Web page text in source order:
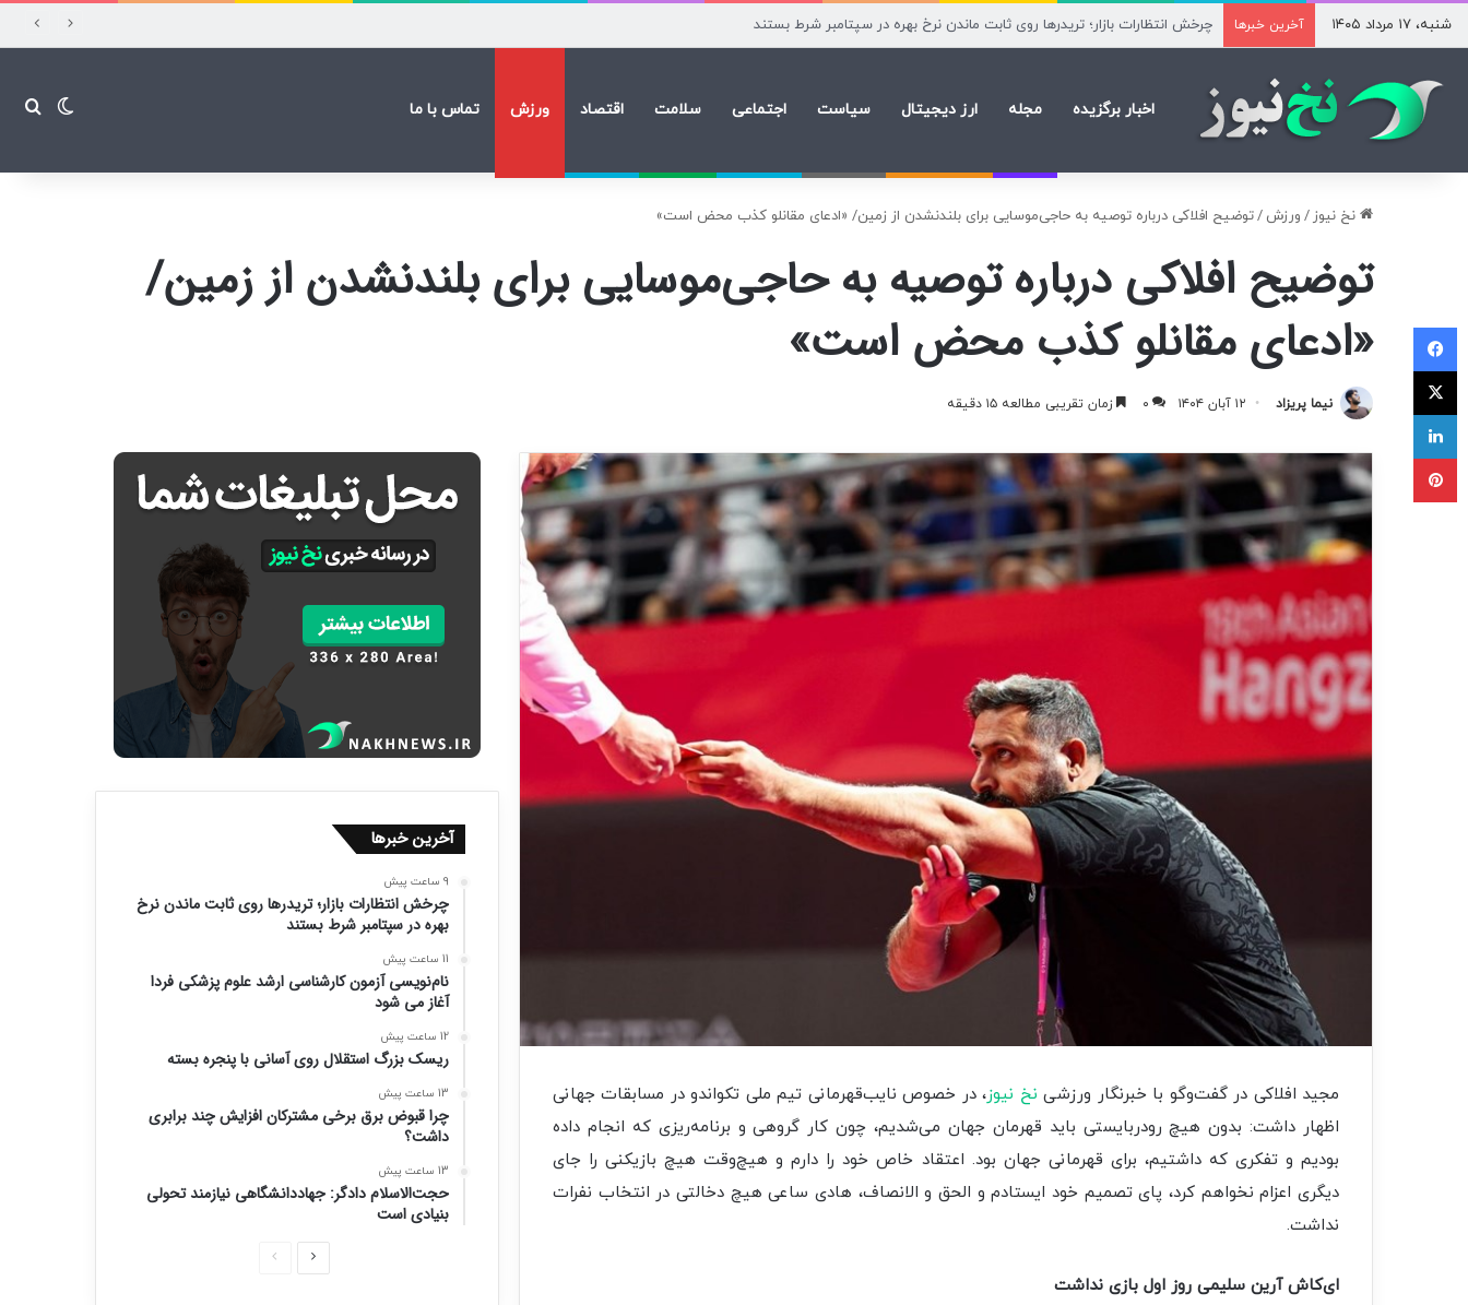
شنبه، ۱۷ مرداد ۱۴۰۵ آخرین خبرها نام‌نویسی آزمون کارشناسی ارشد علوم پزشکی فردا آغاز می شود
اخبار برگزیده مجله ارز دیجیتال سیاست اجتماعی سلامت اقتصاد ورزش تماس با ما تغییر
نخ نیوز / ورزش /توضیح افلاکی درباره توصیه به حاجی‌موسایی برای بلندنشدن از زمین/ «ادعای مقانلو کذب محض است»
توضیح افلاکی درباره توصیه به حاجی‌موسایی برای بلندنشدن از زمین/
«ادعای مقانلو کذب محض است»
نیما پریزاد ۱۲ آبان ۱۴۰۴ ۰ زمان تقریبی مطالعه ۱۵ دقیقه
مجید افلاکی در گفت‌وگو با خبرنگار ورزشی نخ نیوز، در خصوص نایب‌قهرمانی تیم ملی تکواندو در مسابقات جهانی
اظهار داشت: بدون هیچ رودربایستی باید قهرمان جهان می‌شدیم، چون کار گروهی و برنامه‌ریزی که انجام داده
بودیم و تفکری که داشتیم، برای قهرمانی جهان بود. اعتقاد خاص خود را دارم و هیچ‌وقت هیچ بازیکنی را جای
دیگری اعزام نخواهم کرد، پای تصمیم خود ایستادم و الحق و الانصاف، هادی ساعی هیچ دخالتی در انتخاب نفرات
نداشت.
ای‌کاش آرین سلیمی روز اول بازی نداشت
آخرین خبرها
9 ساعت پیش
چرخش انتظارات بازار؛ تریدرها روی ثابت ماندن نرخ
بهره در سپتامبر شرط بستند
11 ساعت پیش
نام‌نویسی آزمون کارشناسی ارشد علوم پزشکی فردا
آغاز می شود
12 ساعت پیش
ریسک بزرگ استقلال روی آسانی با پنجره بسته
13 ساعت پیش
چرا قبوض برق برخی مشترکان افزایش چند برابری
داشت؟
13 ساعت پیش
حجت‌الاسلام دادگر: جهاددانشگاهی نیازمند تحولی
بنیادی است
ص
فیسبوک
لینکداین
پینتریست